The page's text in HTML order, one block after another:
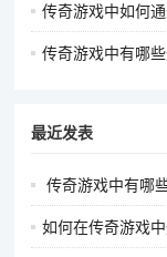
能够让其他玩家一
传奇游戏中如何
传奇游戏中有哪
最近发表
传奇游戏中有哪
如何在传奇游戏